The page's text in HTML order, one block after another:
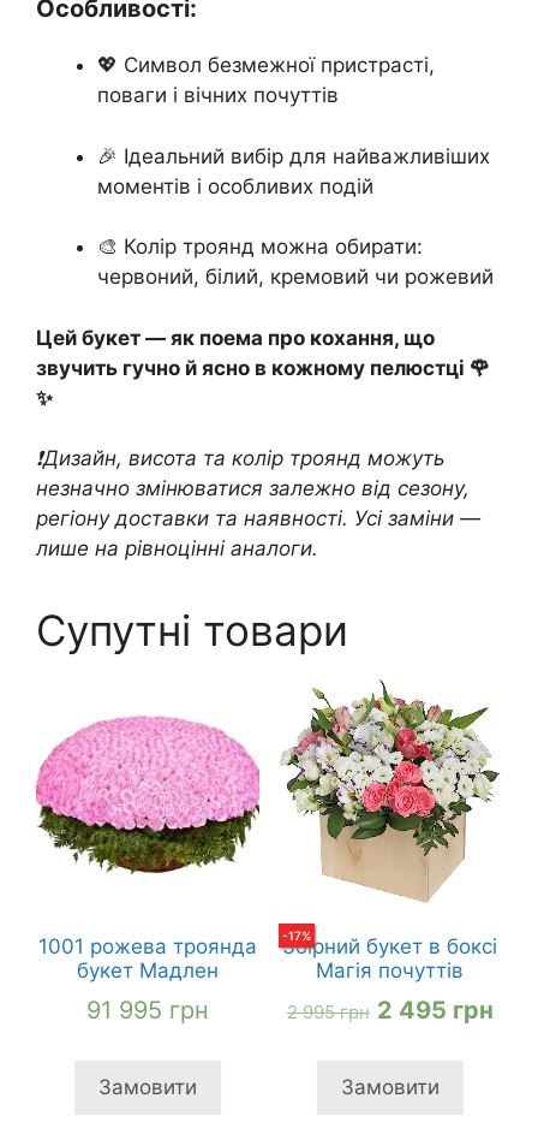
Особливості:
💖 Символ безмежної пристрасті,
поваги і вічних почуттів
🎉 Ідеальний вибір для найважливіших
моментів і особливих подій
🎨 Колір троянд можна обирати:
червоний, білий, кремовий чи рожевий
Цей букет — як поема про кохання, що
звучить гучно й ясно в кожному пелюстці 🌹
✨
❗️Дизайн, висота та колір троянд можуть
незначно змінюватися залежно від сезону,
регіону доставки та наявності. Усі заміни —
лише на рівноцінні аналоги.
Супутні товари
1001 рожева троянда
букет Мадлен
91 995 грн
Замовити
-17%
Збірний букет в боксі
Магія почуттів
2 995грн Оригінальна
2
2 495 грн
Замовити